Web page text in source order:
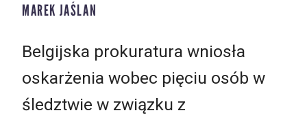
MAREK JAŚLAN
Belgijska prokuratura wniosła
oskarżenia wobec pięciu osób w
śledztwie w związku z